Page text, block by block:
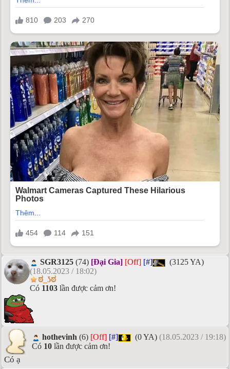
SGR3125 (74) [Đại Gia] [Off] [#]
(3125 YA)
(18.05.2023 / 18:02)
ಠ_ʖಠ
Có 1103 lần được cảm ơn!
hothevinh (6) [Off] [#] (0 YA) (18.05.2023 / 19:18)
Có 10 lần được cảm ơn!
Có ạ